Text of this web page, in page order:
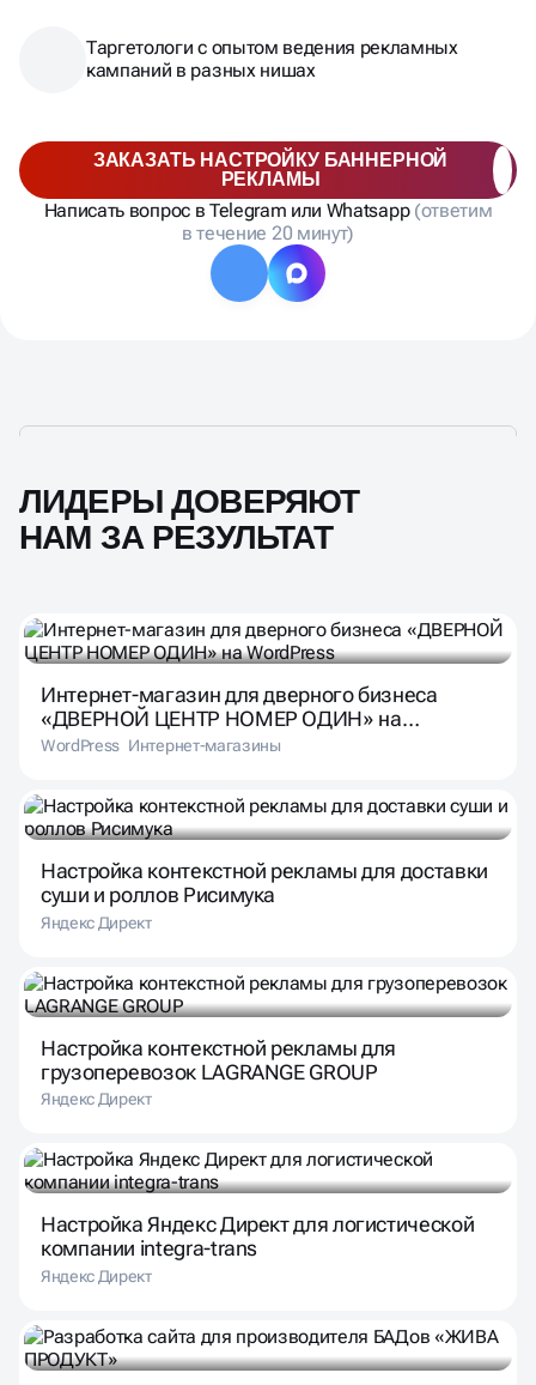
Таргетологи с опытом ведения рекламных
кампаний в разных нишах
ЗАКАЗАТЬ НАСТРОЙКУ БАННЕРНОЙ
РЕКЛАМЫ
Написать вопрос в Telegram или Whatsapp (ответим
в течение 20 минут)
ЛИДЕРЫ ДОВЕРЯЮТ
НАМ ЗА РЕЗУЛЬТАТ
Интернет-магазин для дверного бизнеса
«ДВЕРНОЙ ЦЕНТР НОМЕР ОДИН» на
WordPress
WordPress Интернет-магазины
Настройка контекстной рекламы для доставки
суши и роллов Рисимука
Яндекс Директ
Настройка контекстной рекламы для
грузоперевозок LAGRANGE GROUP
Яндекс Директ
Настройка Яндекс Директ для логистической
компании integra-trans
Яндекс Директ